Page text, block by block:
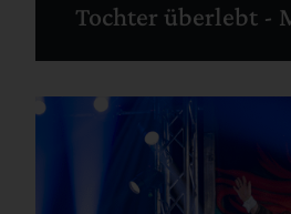
Tochter überlebt -